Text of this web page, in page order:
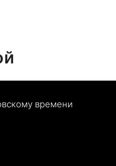
времени